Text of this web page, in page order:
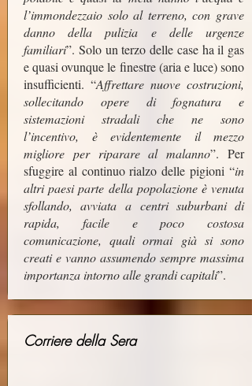
l’immondezzaio solo al terreno, con grave
danno della pulizia e delle urgenze
familiari”. Solo un terzo delle case ha il gas
e quasi ovunque le finestre (aria e luce) sono
insufficienti. “Affrettare nuove costruzioni,
sollecitando opere di fognatura e
sistemazioni stradali che ne sono
l’incentivo, è evidentemente il mezzo
migliore per riparare al malanno”. Per
sfuggire al continuo rialzo delle pigioni “in
altri paesi parte della popolazione è venuta
sfollando, avviata a centri suburbani di
rapida, facile e poco costosa
comunicazione, quali ormai già si sono
creati e vanno assumendo sempre massima
importanza intorno alle grandi capitali”.
Corriere della Sera